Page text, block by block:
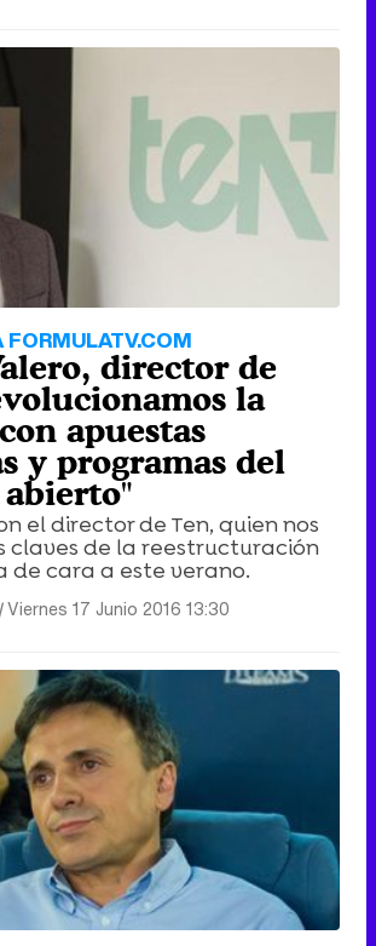
FORMULATV.COM
director de
la
apuestas
y programas del
abierto"
el director de Ten, quien nos
claves de la reestructuración
de cara a este verano.
|Viernes 17 Junio 2016 13:30